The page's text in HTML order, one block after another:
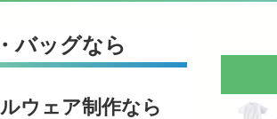
バッグなら
ウェア制作なら